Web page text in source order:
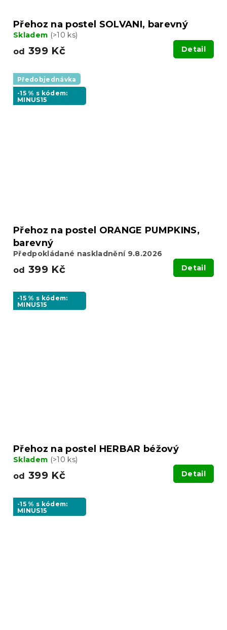
Přehoz na postel SOLVANI, barevný
Skladem (>10 ks)
od 399 Kč Detail
Předobjednávka
-15 % s kódem:
MINUS15
Přehoz na postel ORANGE PUMPKINS,
barevný
Předpokládané naskladnění 9.8.2026
od 399 Kč Detail
-15 % s kódem:
MINUS15
Přehoz na postel HERBAR béžový
Skladem (>10 ks)
od 399 Kč Detail
-15 % s kódem:
MINUS15